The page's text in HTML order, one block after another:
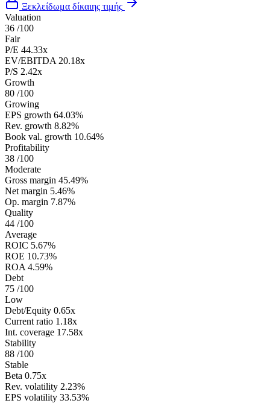
Ξεκλείδωμα δίκαιης τιμής
Valuation
36 /100
Fair
P/E 44.33x
EV/EBITDA 20.18x
P/S 2.42x
Growth
80 /100
Growing
EPS growth 64.03%
Rev. growth 8.82%
Book val. growth 10.64%
Profitability
38 /100
Moderate
Gross margin 45.49%
Net margin 5.46%
Op. margin 7.87%
Quality
44 /100
Average
ROIC 5.67%
ROE 10.73%
ROA 4.59%
Debt
75 /100
Low
Debt/Equity 0.65x
Current ratio 1.18x
Int. coverage 17.58x
Stability
88 /100
Stable
Beta 0.75x
Rev. volatility 2.23%
EPS volatility 33.53%